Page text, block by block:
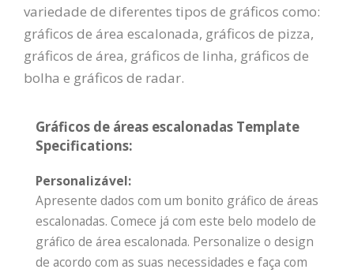
variedade de diferentes tipos de gráficos como:
gráficos de área escalonada, gráficos de pizza,
gráficos de área, gráficos de linha, gráficos de
bolha e gráficos de radar.
Gráficos de áreas escalonadas Template
Specifications:
Personalizável:
Apresente dados com um bonito gráfico de áreas
escalonadas. Comece já com este belo modelo de
gráfico de área escalonada. Personalize o design
de acordo com as suas necessidades e faça com